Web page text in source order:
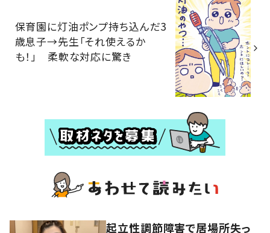
保育園に灯油ポンプ持ち込んだ3
歳息子→先生「それ使えるか
も！」 柔軟な対応に驚き
起立性調節障害で居場所失っ